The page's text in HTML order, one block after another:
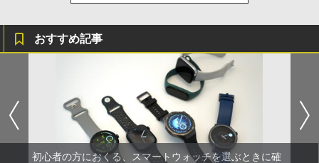
おすすめ記事
初心者の方におくる、スマートウォッチを選ぶときに確